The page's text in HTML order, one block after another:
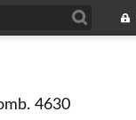
4630